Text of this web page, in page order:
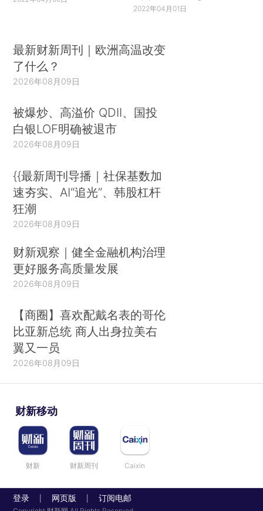
2022年04月01日
最新财新周刊｜欧洲高温改变
了什么？
2026年08月09日
被爆炒、高溢价 QDII、国投
白银LOF明确被退市
2026年08月09日
{{最新周刊导播｜社保基数加
速夯实、AI“追光”、韩股杠杆
狂潮
2026年08月09日
财新观察｜健全金融机构治理
更好服务高质量发展
2026年08月09日
【商圈】喜欢配戴名表的哥伦
比亚新总统 商人出身拉美右
翼又一员
2026年08月09日
财新移动
财新 财新周刊 Caixin
登录 网页版 订阅电邮